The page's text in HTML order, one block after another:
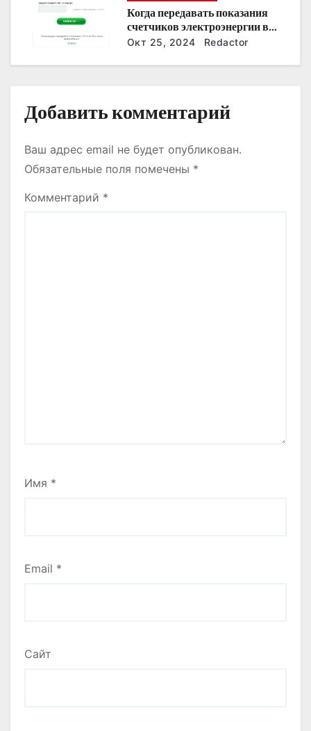
м
Когда передавать показания
счетчиков электроэнергии в
Дзержинске?
Окт 25, 2024 Redactor
Добавить комментарий
Ваш адрес email не будет опубликован.
Обязательные поля помечены *
Комментарий *
Имя *
Email *
Сайт